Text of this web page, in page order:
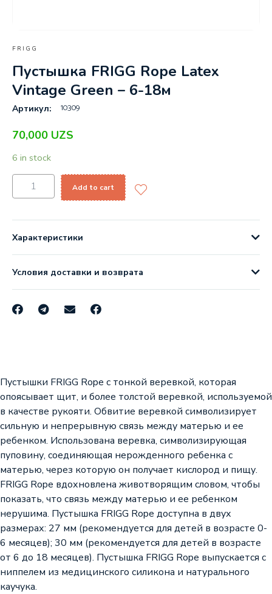
FRIGG
Пустышка FRIGG Rope Latex
Vintage Green – 6-18м
Артикул: 10309
70,000 UZS
6 in stock
Add to cart
Характеристики
Условия доставки и возврата
Пустышки FRIGG Rope с тонкой веревкой, которая
опоясывает щит, и более толстой веревкой, используемой
в качестве рукояти. Обвитие веревкой символизирует
сильную и непрерывную связь между матерью и ее
ребенком. Использована веревка, символизирующая
пуповину, соединяющая нерожденного ребенка с
матерью, через которую он получает кислород и пищу.
FRIGG Rope вдохновлена животворящим словом, чтобы
показать, что связь между матерью и ее ребенком
нерушима. Пустышка FRIGG Rope доступна в двух
размерах: 27 мм (рекомендуется для детей в возрасте 0-
6 месяцев); 30 мм (рекомендуется для детей в возрасте
от 6 до 18 месяцев). Пустышка FRIGG Rope выпускается с
ниппелем из медицинского силикона и натурального
каучука.